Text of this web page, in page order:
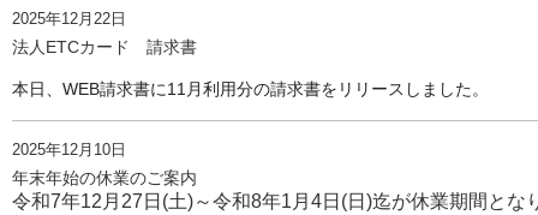
2025年12月22日
法人ETCカード 請求書
本日、WEB請求書に11月利用分の請求書をリリースしました。
2025年12月10日
年末年始の休業のご案内
令和7年12月27日(土)～令和8年1月4日(日)迄が休業期間とな